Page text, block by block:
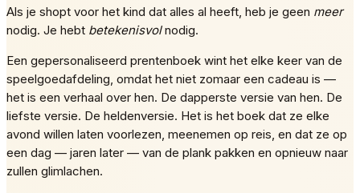
Als je shopt voor het kind dat alles al heeft, heb je geen meer
nodig. Je hebt betekenisvolnodig.
Een gepersonaliseerd prentenboek wint het elke keer van de
speelgoedafdeling, omdat het niet zomaar een cadeau is —
het is een verhaal over hen. De dapperste versie van hen. De
liefste versie. De heldenversie. Het is het boek dat ze elke
avond willen laten voorlezen, meenemen op reis, en dat ze op
een dag — jaren later — van de plank pakken en opnieuw naar
zullen glimlachen.